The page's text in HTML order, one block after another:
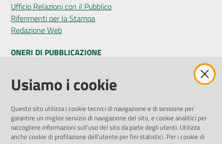
Ufficio Relazioni con il Pubblico
Riferimenti per la Stampa
Redazione Web
ONERI DI PUBBLICAZIONE
Amministrazione Trasparente
Pubblicità legale
Privacy Policy
Attuazione Misure PNRR
Liste di Attesa
Usiamo i cookie
Questo sito utilizza i cookie tecnici di navigazione e di sessione per
garantire un miglior servizio di navigazione del sito, e cookie analitici per
raccogliere informazioni sull'uso del sito da parte degli utenti. Utilizza
anche cookie di profilazione dell'utente per fini statistici. Per i cookie di